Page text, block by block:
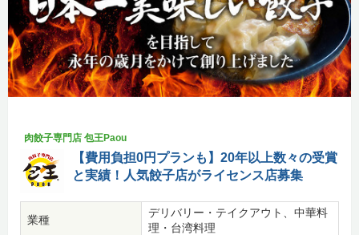
肉餃子専門店 包王Paou
【費用負担0円プランも】20年以上数々の受賞
と実績！人気餃子店がライセンス店募集
業種
デリバリー・テイクアウト、中華料
理・台湾料理